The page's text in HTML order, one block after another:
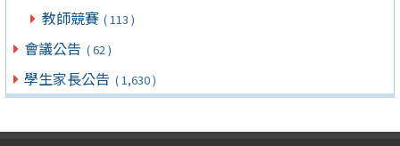
教師競賽 ( 113 )
會議公告 ( 62 )
學生家長公告 ( 1,630 )